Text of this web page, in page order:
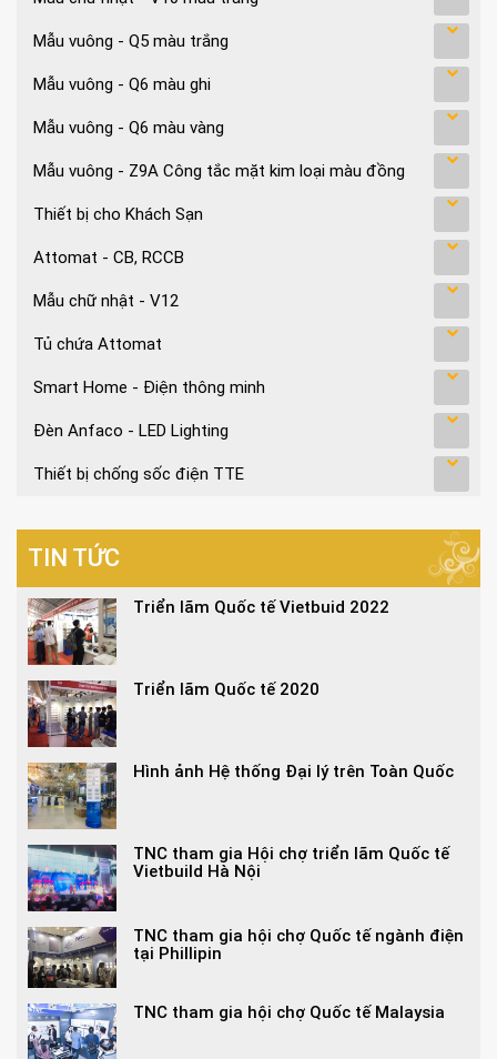
Mẫu vuông - Q5 màu trắng
Mẫu vuông - Q6 màu ghi
Mẫu vuông - Q6 màu vàng
Mẫu vuông - Z9A Công tắc mặt kim loại màu đồng
Thiết bị cho Khách Sạn
Attomat - CB, RCCB
Mẫu chữ nhật - V12
Tủ chứa Attomat
Smart Home - Điện thông minh
Đèn Anfaco - LED Lighting
Thiết bị chống sốc điện TTE
TIN TỨC
Triển lãm Quốc tế Vietbuid 2022
Triển lãm Quốc tế 2020
Hình ảnh Hệ thống Đại lý trên Toàn Quốc
TNC tham gia Hội chợ triển lãm Quốc tế
Vietbuild Hà Nội
TNC tham gia hội chợ Quốc tế ngành điện
tại Phillipin
TNC tham gia hội chợ Quốc tế Malaysia